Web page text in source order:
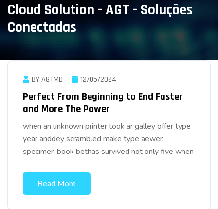
Cloud Solution - AGT - Soluções
Conectadas
BY AGTMD 12/05/2024
Perfect From Beginning to End Faster
and More The Power
when an unknown printer took ar galley offer type
year anddey scrambled make type aewer
specimen book bethas survived not only five when
Read More